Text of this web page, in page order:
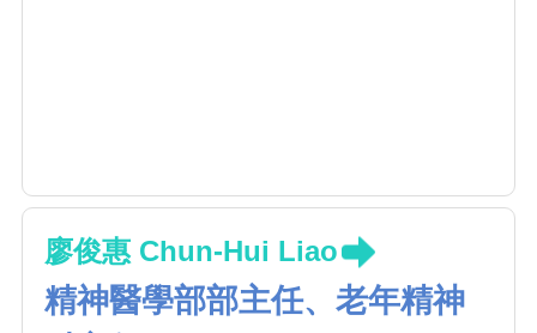
廖俊惠 Chun-Hui Liao
精神醫學部部主任、老年精神